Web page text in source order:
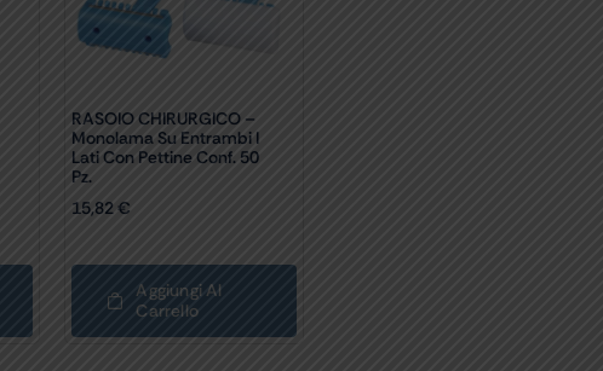
RASOIO CHIRURGICO –
Monolama Su Entrambi I
Lati Con Pettine Conf. 50
Pz.
15,82€
Aggiungi Al
Carrello